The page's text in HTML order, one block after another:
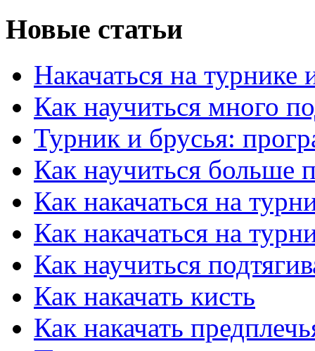
Новые статьи
Накачаться на турнике
Как научиться много
Турник и брусья:
Как научиться больше
Как накачаться на
Как накачаться на
Как научиться
Как накачать кисть
Как накачать